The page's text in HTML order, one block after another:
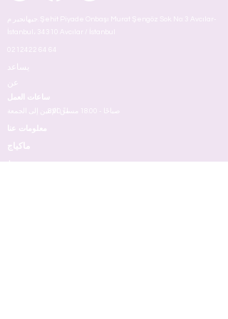
جيهانجير م. Şehit Piyade Onbaşı Murat Şengöz Sok. No: 3 Avcılar-
İstanbul، 34310 Avcılar / İstanbul
0212422 64 64
يساعد
عن
ساعات العمل
من الإثنين إلى الجمعة 8:00 صباحًا - 18.00 مساءً
معلومات عنا
ماكياج
شروط